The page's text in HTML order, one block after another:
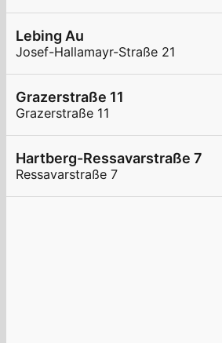
Lebing Au
Josef-Hallamayr-Straße 21
Grazerstraße 11
Grazerstraße 11
Hartberg-Ressavarstraße 7
Ressavarstraße 7